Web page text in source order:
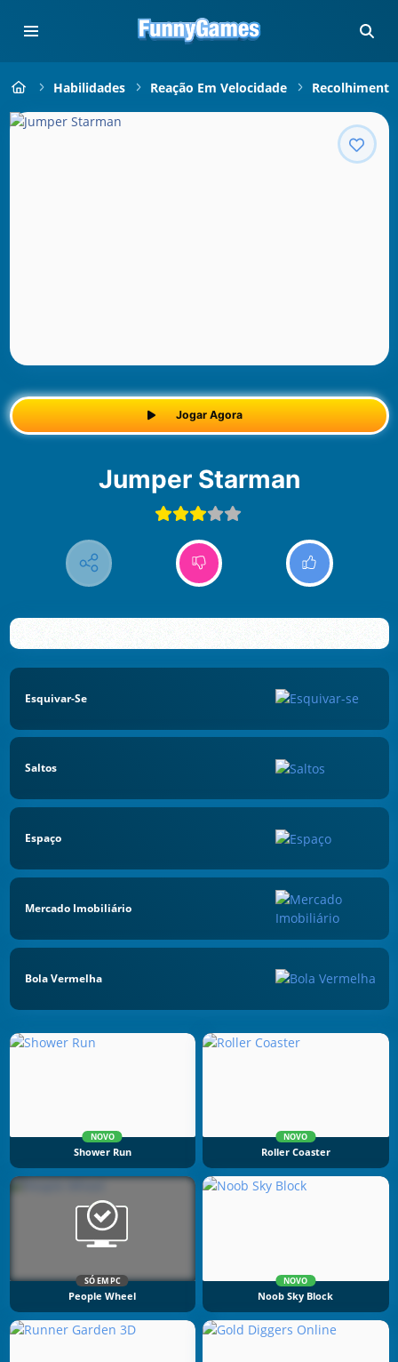
Habilidades Reação Em Velocidade
Jogar Agora
Jumper Starman
Esquivar-Se
Saltos
Espaço
Mercado Imobiliário
Bola Vermelha
NOVO
Shower Run
NOVO
Roller Coaster
SÓ EM PC
People Wheel
NOVO
Noob Sky Block